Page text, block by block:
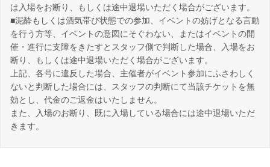
は入場をお断り、もしくは途中退場いただく場合がございます。
■泥酔もしくは酒気帯び状態での参加、イベントの妨げとなる言動
を行う方等、イベントの意図にそぐわない、またはイベントの開
催・進行に支障をきたすとスタッフ側で判断した場合、入場をお
断り、もしくは途中退場いただく場合がございます。
上記、各号に違反した場合、主催者がイベント参加にふさわしく
ないと判断した場合には、スタッフの判断にて当該チケットを無
効とし、代金のご返金はいたしません。
また、入場のお断り、既に入場している場合には途中退場いただ
きます。